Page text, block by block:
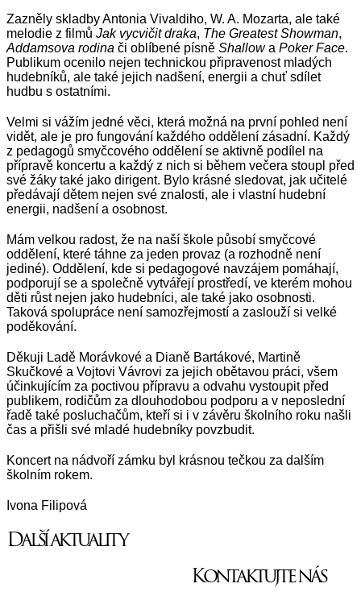
Zazněly skladby Antonia Vivaldiho, W. A. Mozarta, ale také
melodie z filmů Jak vycvičit draka, The Greatest Showman,
Addamsova rodina či oblíbené písně Shallowa Poker Face.
Publikum ocenilo nejen technickou připravenost mladých
hudebníků, ale také jejich nadšení, energii a chuť sdílet
hudbu s ostatními.
Velmi si vážím jedné věci, která možná na první pohled není
vidět, ale je pro fungování každého oddělení zásadní. Každý
z pedagogů smyčcového oddělení se aktivně podílel na
přípravě koncertu a každý z nich si během večera stoupl před
své žáky také jako dirigent. Bylo krásné sledovat, jak učitelé
předávají dětem nejen své znalosti, ale i vlastní hudební
energii, nadšení a osobnost.
Mám velkou radost, že na naší škole působí smyčcové
oddělení, které táhne za jeden provaz (a rozhodně není
jediné). Oddělení, kde si pedagogové navzájem pomáhají,
podporují se a společně vytvářejí prostředí, ve kterém mohou
děti růst nejen jako hudebníci, ale také jako osobnosti.
Taková spolupráce není samozřejmostí a zaslouží si velké
poděkování.
Děkuji Ladě Morávkové a Dianě Bartákové, Martině
Skučkové a Vojtovi Vávrovi za jejich obětavou práci, všem
účinkujícím za poctivou přípravu a odvahu vystoupit před
publikem, rodičům za dlouhodobou podporu a v neposlední
řadě také posluchačům, kteří si i v závěru školního roku našli
čas a přišli své mladé hudebníky povzbudit.
Koncert na nádvoří zámku byl krásnou tečkou za dalším
školním rokem.
Ivona Filipová
Další aktuality
Kontaktujte nás